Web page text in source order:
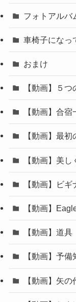
フォトアルバ
車椅子になっ
おまけ
【動画】５つ
【動画】合
【動画】最
【動画】美
【動画】ビ
【動画】
【動画】道具
【動画】予
【動画】矢の